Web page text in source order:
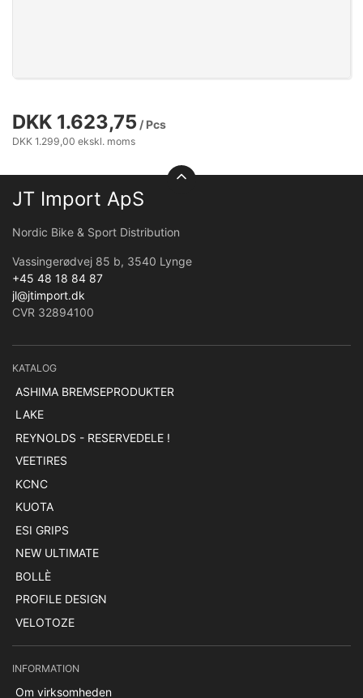
DKK 1.623,75 / Pcs
DKK 1.299,00 ekskl. moms
JT Import ApS
Nordic Bike & Sport Distribution
Vassingerødvej 85 b, 3540 Lynge
+45 48 18 84 87
jl@jtimport.dk
CVR 32894100
KATALOG
ASHIMA BREMSEPRODUKTER
LAKE
REYNOLDS - RESERVEDELE !
VEETIRES
KCNC
KUOTA
ESI GRIPS
NEW ULTIMATE
BOLLÈ
PROFILE DESIGN
VELOTOZE
INFORMATION
Om virksomheden